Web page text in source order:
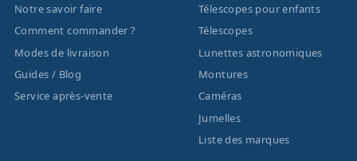
Notre savoir faire
Comment commander ?
Modes de livraison
Guides / Blog
Service après-vente
Télescopes pour enfants
Télescopes
Lunettes astronomiques
Montures
Caméras
Jumelles
Liste des marques